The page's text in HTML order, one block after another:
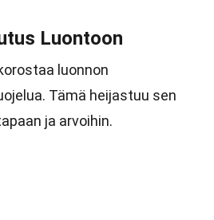
Luontoon
luonnon
Tämä heijastuu sen
ja arvoihin.